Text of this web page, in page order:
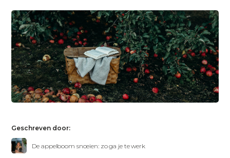
Geschreven door:
De appelboom snoeien: zo ga je te werk